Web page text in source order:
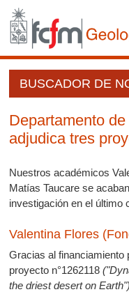
BUSCADOR DE
Departamento
adjudica tres
Nuestros académicos
Matías Taucare se
investigación en el último
Valentina Flores
Gracias al financiamiento
proyecto n°1262118
the driest desert on Earth")